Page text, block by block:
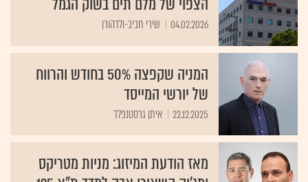
04.02.2026 שירי חביב-ולדהורן
המניה שקפצה 50% בחודש והרווח
של יורשי המייסד
22.12.2025 איתן גרסטנפלד
מאז הודעת המיזוג: מניות מטריקס